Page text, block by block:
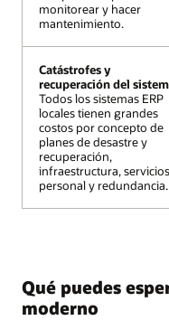
monitorear y hacer
mantenimiento.
Catástrofes y
recuperación del
Todos los sistemas ERP
locales tienen grandes
costos por concepto de
planes de desastre y
recuperación,
infraestructura,
personal y redundancia.
monitorear y hacer
mantenimiento.
Catástrofes y
recuperación del
Todos los sistemas ERP
locales tienen grandes
costos por concepto de
planes de desastre y
recuperación,
infraestructura,
personal y redundancia.
Qué puedes
moderno